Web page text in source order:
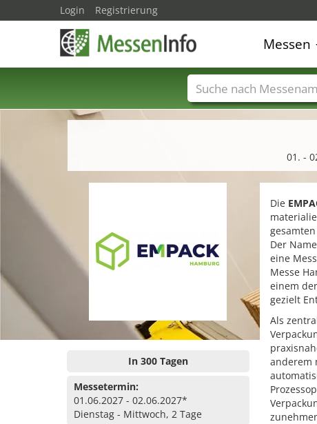
01. -
In 300 Tagen
Messetermin:
01.06.2027 - 02.06.2027*
Dienstag - Mittwoch, 2 Tage
Die
Der
eine
Messe
einem
gezielt
Als
anderem
Login Registrierung
Messen
Messenamen